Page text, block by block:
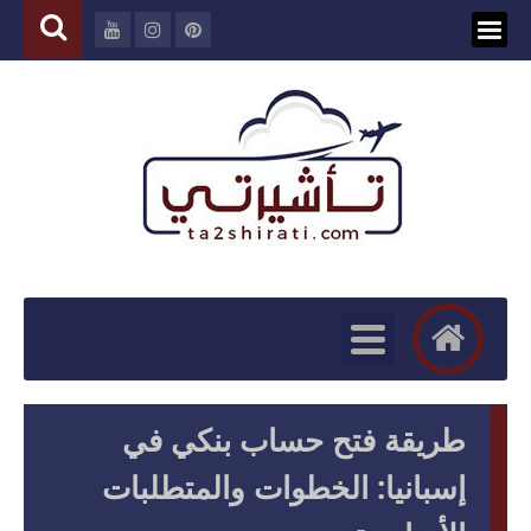
طريقة فتح حساب بنكي في
إسبانيا: الخطوات والمتطلبات